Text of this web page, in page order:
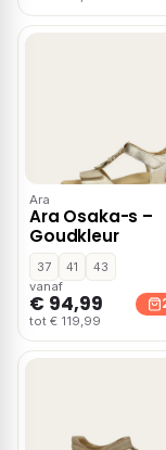
Ara
Ara Osaka-s –
Goudkleur
37 41
43
vanaf
€ 94,99
tot € 119,99